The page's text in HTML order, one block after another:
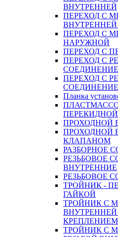
ВНУТРЕННЕЙ
ПЕРЕХОД С
ПЕРЕХОД С
НАРУЖНОЙ
ПЕРЕХОД С
ПЕРЕХОД С
ПЕРЕХОД С
Планка
ПРОХОДНОЙ
ПРОХОДНОЙ
КЛАПАНОМ
РАЗБОРНОЕ
РЕЗЬБОВОЕ
ВНУТРЕННИЕ
РЕЗЬБОВОЕ
ТРОЙНИК -
ГАЙКОЙ
ТРОЙНИК С
ВНУТРЕННЕЙ
КРЕПЛЕНИЕМ
ТРОЙНИК С